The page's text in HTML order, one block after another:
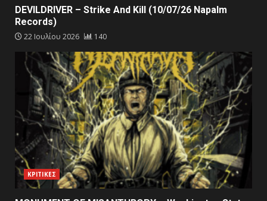
DEVILDRIVER – Strike And Kill (10/07/26 Napalm
Records)
22 Ιουλίου 2026 140
ΚΡΙΤΙΚΕΣ